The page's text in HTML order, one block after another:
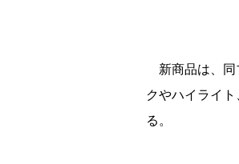
新商品は、同
クやハイライ
る。